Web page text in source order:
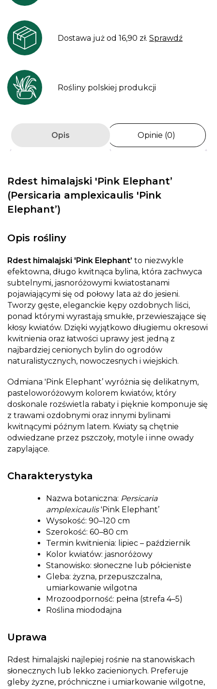
Dostawa już od 16,90 zł. Sprawdź
Rośliny polskiej produkcji
Opis Opinie (0)
Rdest himalajski 'Pink Elephant’
(Persicaria amplexicaulis 'Pink
Elephant’)
Opis rośliny
Rdest himalajski 'Pink Elephant’ to niezwykle
efektowna, długo kwitnąca bylina, która zachwyca
subtelnymi, jasnoróżowymi kwiatostanami
pojawiającymi się od połowy lata aż do jesieni.
Tworzy gęste, eleganckie kępy ozdobnych liści,
ponad którymi wyrastają smukłe, przewieszające się
kłosy kwiatów. Dzięki wyjątkowo długiemu okresowi
kwitnienia oraz łatwości uprawy jest jedną z
najbardziej cenionych bylin do ogrodów
naturalistycznych, nowoczesnych i wiejskich.
Odmiana 'Pink Elephant’ wyróżnia się delikatnym,
pasteloworóżowym kolorem kwiatów, który
doskonale rozświetla rabaty i pięknie komponuje się
z trawami ozdobnymi oraz innymi bylinami
kwitnącymi późnym latem. Kwiaty są chętnie
odwiedzane przez pszczoły, motyle i inne owady
zapylające.
Charakterystyka
Nazwa botaniczna: Persicaria
amplexicaulis'Pink Elephant’
Wysokość: 90–120 cm
Szerokość: 60–80 cm
Termin kwitnienia: lipiec – październik
Kolor kwiatów: jasnoróżowy
Stanowisko: słoneczne lub półcieniste
Gleba: żyzna, przepuszczalna,
umiarkowanie wilgotna
Mrozoodporność: pełna (strefa 4–5)
Roślina miododajna
Uprawa
Rdest himalajski najlepiej rośnie na stanowiskach
słonecznych lub lekko zacienionych. Preferuje
gleby żyzne, próchniczne i umiarkowanie wilgotne,